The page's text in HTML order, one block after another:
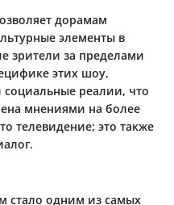
дорамам
элементы в
зрители за пределами
этих шоу,
реалии, что
мнениями на более
телевидение; это также
стало одним из самых